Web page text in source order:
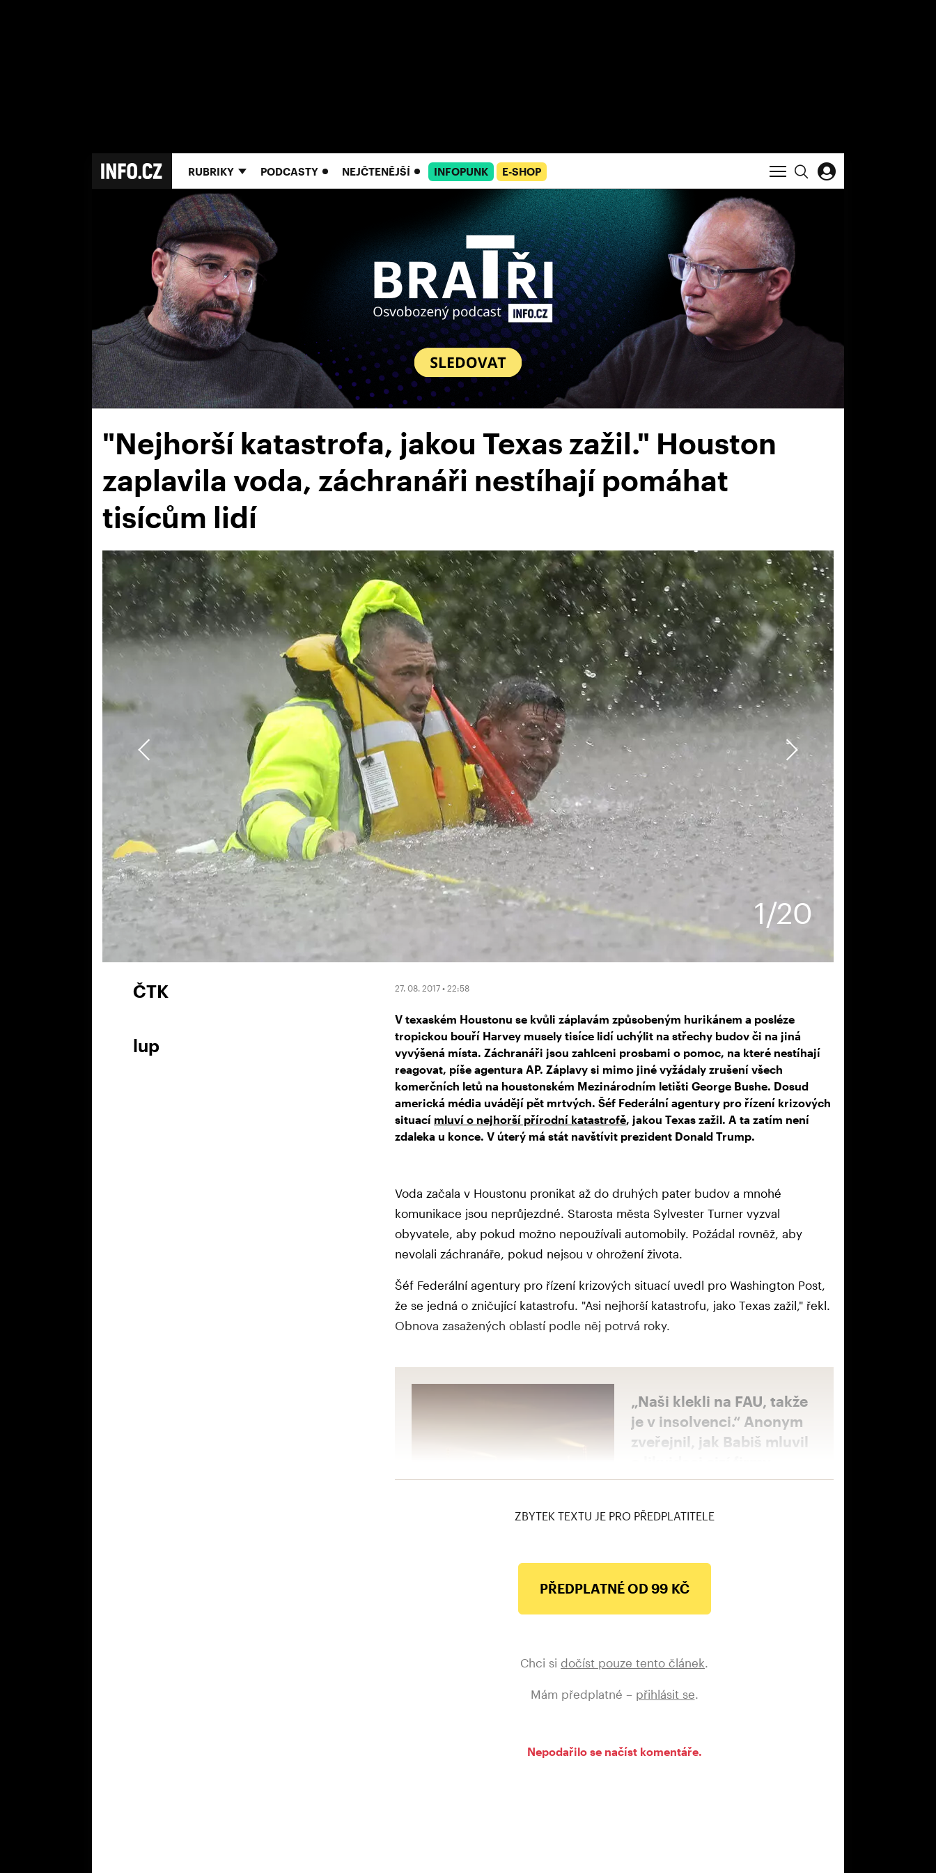
RUBRIKY PODCASTY NEJČTENĚJŠÍ INFOPUNK E-SHOP
"Nejhorší katastrofa, jakou Texas zažil." Houston
zaplavila voda, záchranáři nestíhají pomáhat
tisícům lidí
1/20
ČTK
lup
27. 08. 2017 • 22:58
V texaském Houstonu se kvůli záplavám způsobeným hurikánem a posléze
tropickou bouří Harvey musely tisíce lidí uchýlit na střechy budov či na jiná
vyvýšená místa. Záchranáři jsou zahlceni prosbami o pomoc, na které nestíhají
reagovat, píše agentura AP. Záplavy si mimo jiné vyžádaly zrušení všech
komerčních letů na houstonském Mezinárodním letišti George Bushe. Dosud
americká média uvádějí pět mrtvých. Šéf Federální agentury pro řízení krizových
situací mluví o nejhorší přírodní katastrofě, jakou Texas zažil. A ta zatím není
zdaleka u konce. V úterý má stát navštívit prezident Donald Trump.
Voda začala v Houstonu pronikat až do druhých pater budov a mnohé
komunikace jsou neprůjezdné. Starosta města Sylvester Turner vyzval
obyvatele, aby pokud možno nepoužívali automobily. Požádal rovněž, aby
nevolali záchranáře, pokud nejsou v ohrožení života.
Šéf Federální agentury pro řízení krizových situací uvedl pro Washington Post,
že se jedná o zničující katastrofu. "Asi nejhorší katastrofu, jako Texas zažil," řekl.
Obnova zasažených oblastí podle něj potrvá roky.
„Naši klekli na FAU, takže
je v insolvenci.“ Anonym
zveřejnil, jak Babiš mluvil
ZBYTEK TEXTU JE PRO PŘEDPLATITELE
PŘEDPLATNÉ OD 99 KČ
Chci si dočíst pouze tento článek
Mám předplatné – přihlásit se
Nepodařilo se načíst komentáře.